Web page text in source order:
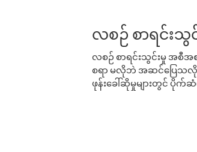
လစဉ် စာရင်းသွ
လစဉ် စာရင်းသွင်းမှု အစီအ
စရာ မလိုဘဲ အဆင်ပြေသလို
ဖုန်းခေါ်ဆိုမှုများတွင် ပိုက်